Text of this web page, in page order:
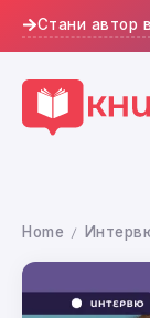
Стани автор
Home /